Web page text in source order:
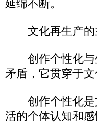
延绵不断。
文化再生产的
创作个性化与
矛盾，它贯穿于
创作个性化是
活的个体认知和